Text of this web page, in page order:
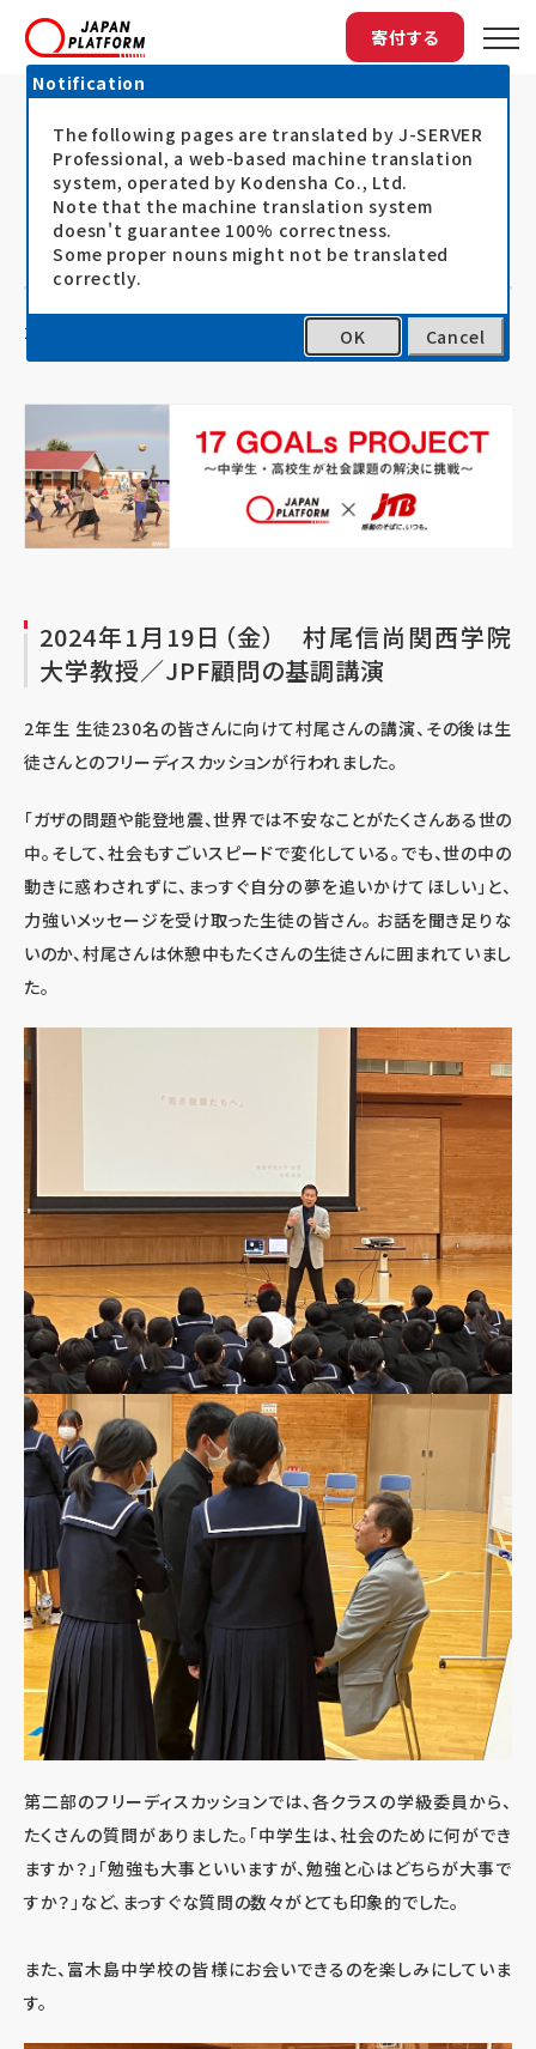
寄付する
トップ 最新情報 東海市立富木島中学校（愛知県）－ 17 ...
東海市立富木島中学校（愛知県）－
17 GOALs PROJECT ～中学生・高校
生が社会課題の解決に挑戦～
24.02.20
2024年1月19日（金） 村尾信尚関西学院
大学教授／JPF顧問の基調講演
2年生 生徒230名の皆さんに向けて村尾さんの講演、その後は生
徒さんとのフリーディスカッションが行われました。
「ガザの問題や能登地震、世界では不安なことがたくさんある世の
中。そして、社会もすごいスピードで変化している。でも、世の中の
動きに惑わされずに、まっすぐ自分の夢を追いかけてほしい」と、
力強いメッセージを受け取った生徒の皆さん。 お話を聞き足りな
いのか、村尾さんは休憩中もたくさんの生徒さんに囲まれていまし
た。
第二部のフリーディスカッションでは、各クラスの学級委員から、
たくさんの質問がありました。「中学生は、社会のために何ができ
ますか？」「勉強も大事といいますが、勉強と心はどちらが大事で
すか？」など、まっすぐな質問の数々がとても印象的でした。
また、富木島中学校の皆様にお会いできるのを楽しみにしていま
す。
Notification
The following pages are translated by J-SERVER
Professional, a web-based machine translation
system, operated by Kodensha Co., Ltd.
Note that the machine translation system
doesn't guarantee 100% correctness.
Some proper nouns might not be translated
correctly.
OK Cancel